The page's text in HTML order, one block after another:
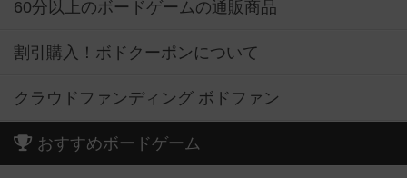
60分以上のボードゲームの通販商品
割引購入！ボドクーポンについて
クラウドファンディング ボドファン
おすすめボードゲーム